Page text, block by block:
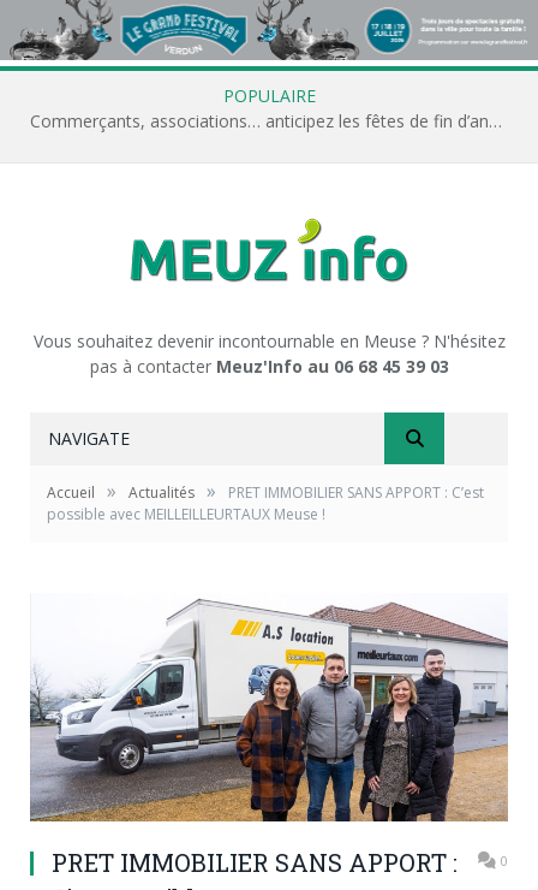
POPULAIRE
Commerçants, associations… anticipez les fêtes de fin d’année avec Meuz’Info
Vous souhaitez devenir incontournable en Meuse ? N'hésitez
pas à contacter Meuz'Info au 06 68 45 39 03
NAVIGATE
Accueil » Actualités »
PRET IMMOBILIER SANS APPORT : C’est
possible avec MEILLEILLEURTAUX Meuse !
PRET IMMOBILIER SANS APPORT :
0